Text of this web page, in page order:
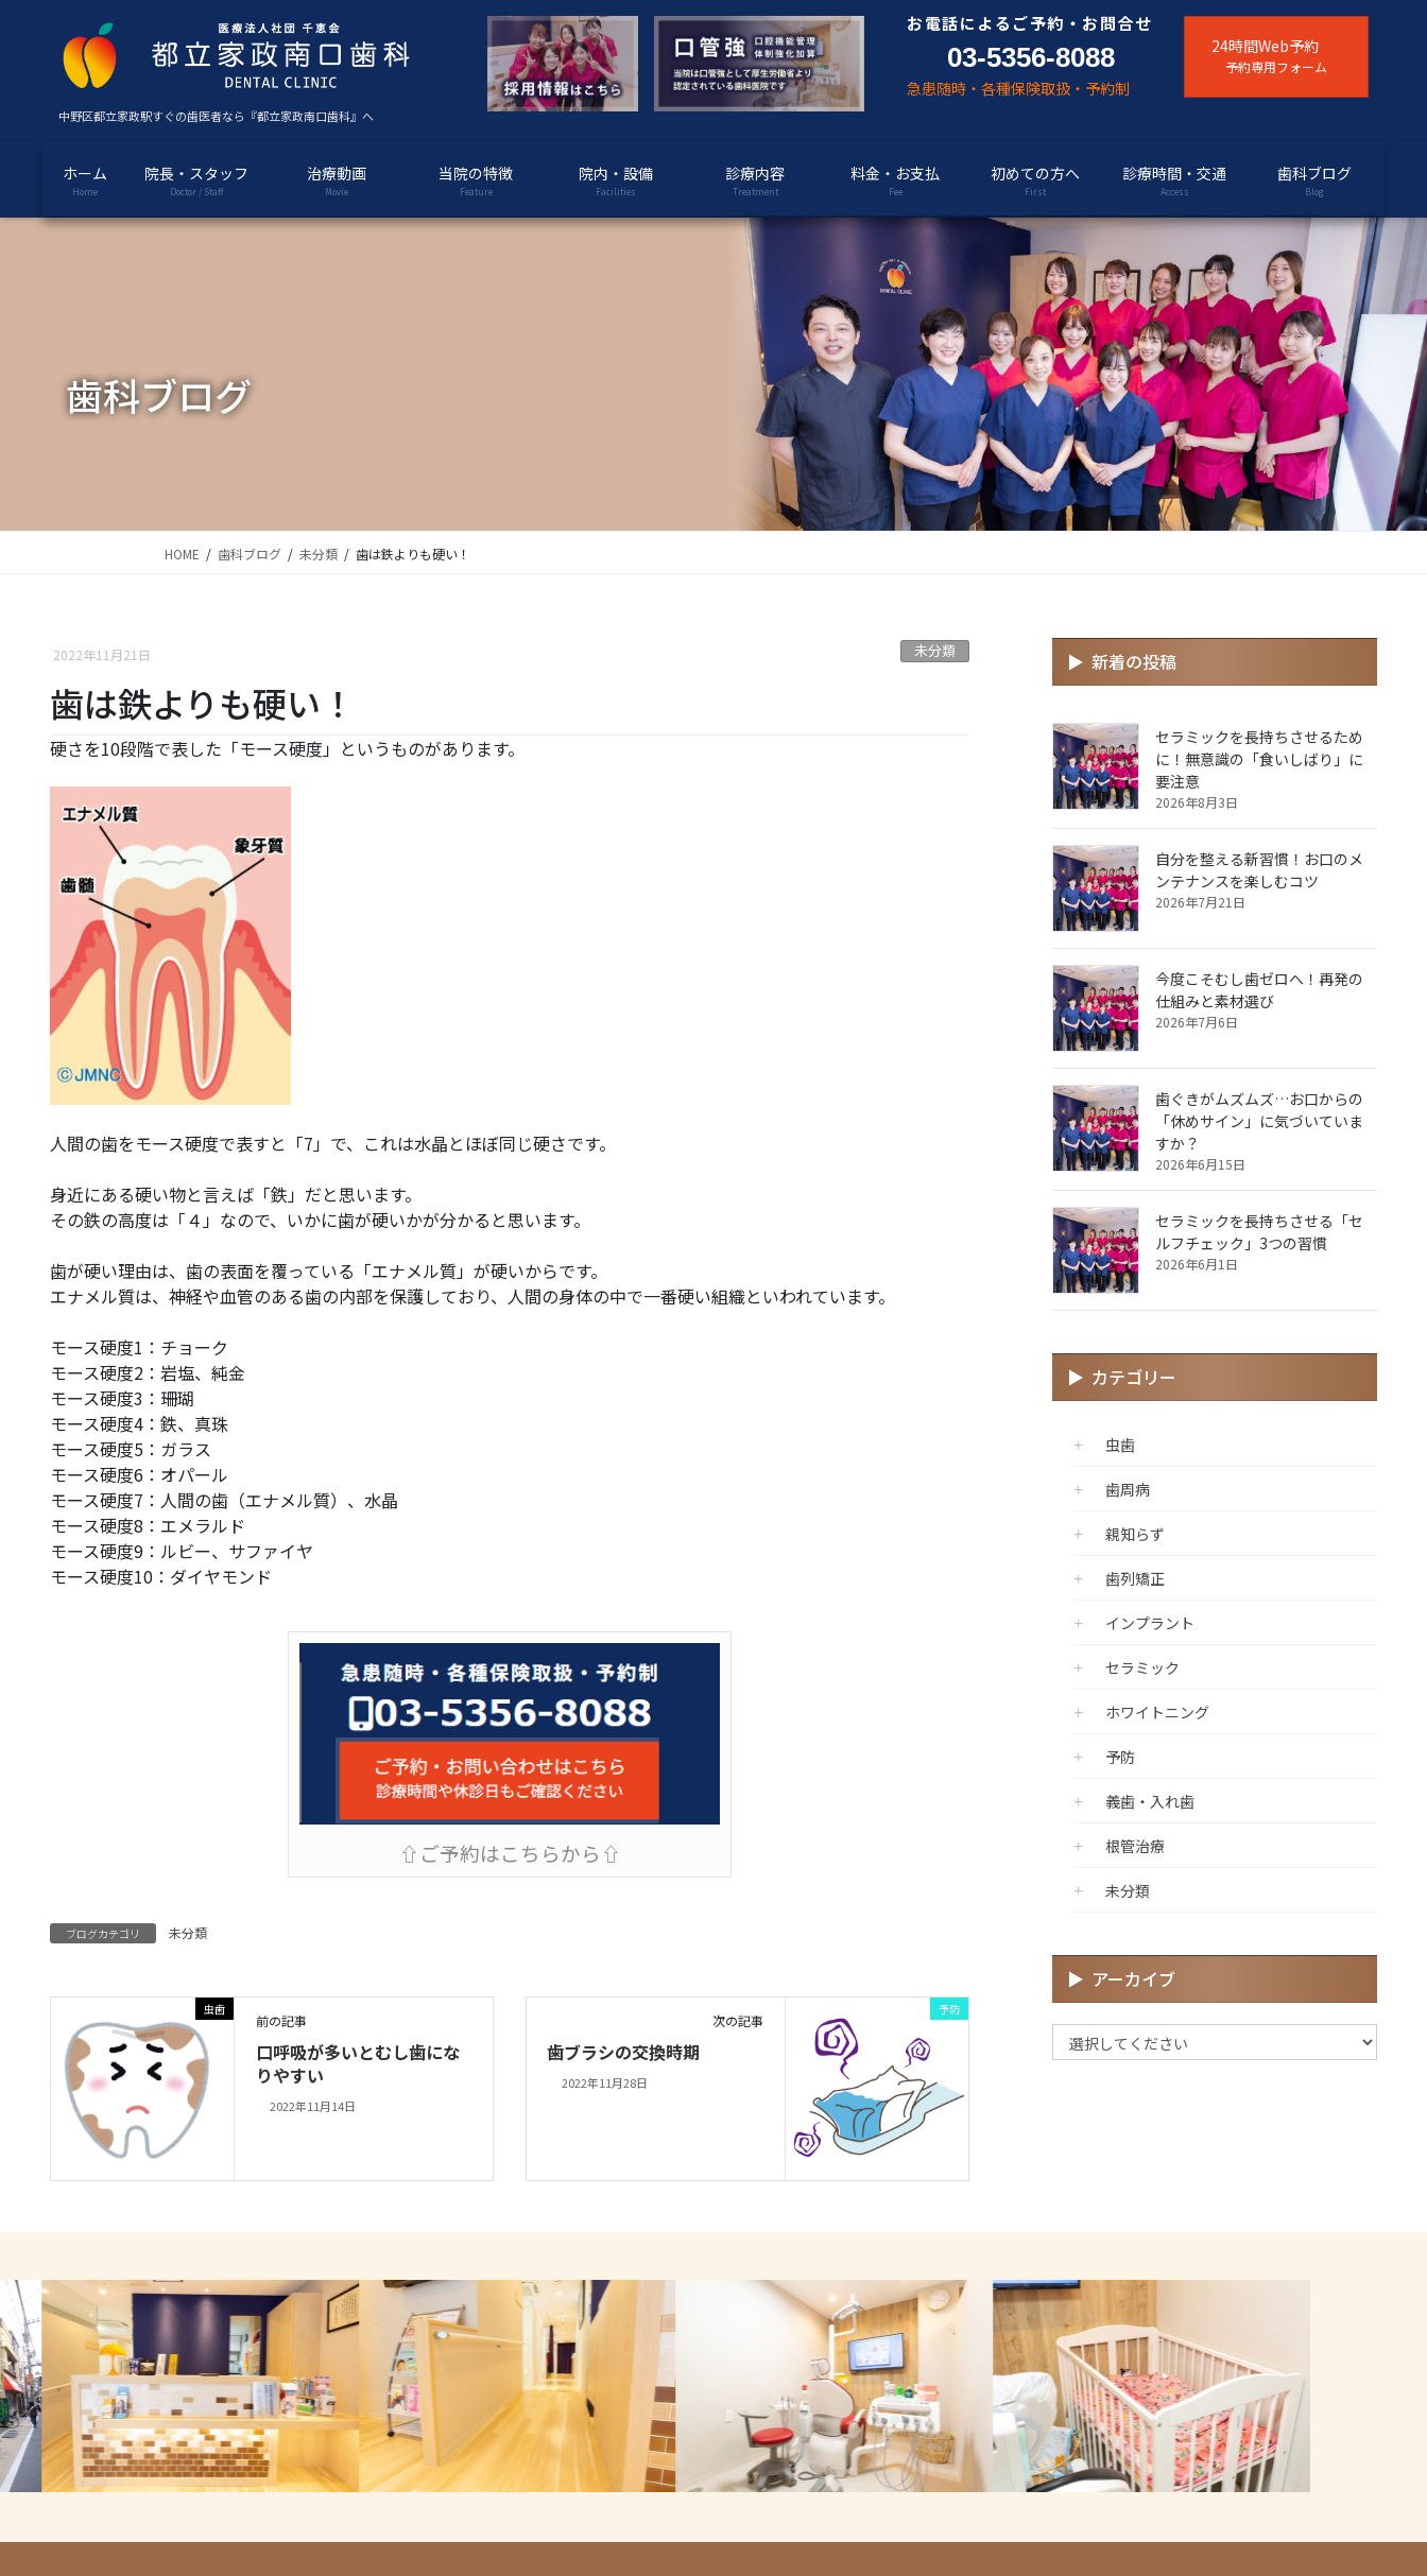
移
中野区都立家政駅すぐの歯医者なら『都立家政南口歯科』へ
お電話によるご予約・お問合せ
03-5356-8088
急患随時・各種保険取扱・予約制
24時間Web予約
予約専用フォーム
ホーム
Home
院長・スタッフ
Doctor / Staff
治療動画
Movie
当院の特徴
Feature
院内・設備
Facilities
診療内容
Treatment
料金・お支払
Fee
初めての方へ
First
診療時間・交通
Access
歯科ブログ
Blog
歯科ブログ
HOME 歯科ブログ 未分類 歯は鉄よりも硬い！
2022年11月21日 未分類
歯は鉄よりも硬い！
硬さを10段階で表した「モース硬度」というものがあります。
人間の歯をモース硬度で表すと「7」で、これは水晶とほぼ同じ硬さです。
身近にある硬い物と言えば「鉄」だと思います。
その鉄の高度は「４」なので、いかに歯が硬いかが分かると思います。
歯が硬い理由は、歯の表面を覆っている「エナメル質」が硬いからです。
エナメル質は、神経や血管のある歯の内部を保護しており、人間の身体の中で一番硬い組織といわれています。
モース硬度1：チョーク
モース硬度2：岩塩、純金
モース硬度3：珊瑚
モース硬度4：鉄、真珠
モース硬度5：ガラス
モース硬度6：オパール
モース硬度7：人間の歯（エナメル質）、水晶
モース硬度8：エメラルド
モース硬度9：ルビー、サファイヤ
モース硬度10：ダイヤモンド
⇧ご予約はこちらから⇧
ブログカテゴリ 未分類
虫歯
前の記事
口呼吸が多いとむし歯にな
りやすい
2022年11月14日
予防
次の記事
歯ブラシの交換時期
2022年11月28日
新着の投稿
セラミックを長持ちさせるため
に！無意識の「食いしばり」に
要注意
2026年8月3日
自分を整える新習慣！お口のメ
ンテナンスを楽しむコツ
2026年7月21日
今度こそむし歯ゼロへ！再発の
仕組みと素材選び
2026年7月6日
歯ぐきがムズムズ…お口からの
「休めサイン」に気づいていま
すか？
2026年6月15日
セラミックを長持ちさせる「セ
ルフチェック」3つの習慣
2026年6月1日
カテゴリー
虫歯
歯周病
親知らず
歯列矯正
インプラント
セラミック
ホワイトニング
予防
義歯・入れ歯
根管治療
未分類
アーカイブ